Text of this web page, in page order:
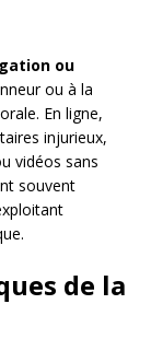
ou
ou à la
En ligne,
injurieux,
vidéos sans
souvent
de la